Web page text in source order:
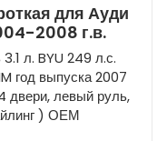
для Ауди
2008 г.в.
л. BYU 249 л.с.
год выпуска 2007
двери, левый руль,
) ОЕМ